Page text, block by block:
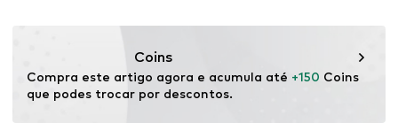
Coins
Compra este artigo agora e acumula até +150 Coins
que podes trocar por descontos.